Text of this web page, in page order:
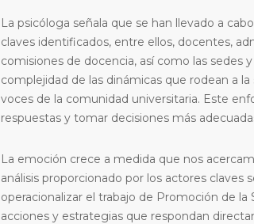
La psicóloga señala que se han llevado a
claves identificados, entre ellos, docentes,
comisiones de docencia, así como las sedes
complejidad de las dinámicas que rodean a
voces de la comunidad universitaria. Este
respuestas y tomar decisiones más
La emoción crece a medida que nos
análisis proporcionado por los actores claves
operacionalizar el trabajo de Promoción de
acciones y estrategias que respondan